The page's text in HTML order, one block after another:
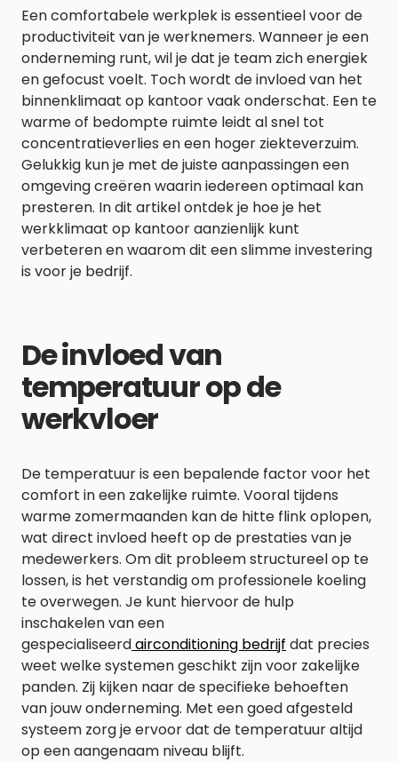
Een comfortabele werkplek is essentieel voor de
productiviteit van je werknemers. Wanneer je een
onderneming runt, wil je dat je team zich energiek
en gefocust voelt. Toch wordt de invloed van het
binnenklimaat op kantoor vaak onderschat. Een te
warme of bedompte ruimte leidt al snel tot
concentratieverlies en een hoger ziekteverzuim.
Gelukkig kun je met de juiste aanpassingen een
omgeving creëren waarin iedereen optimaal kan
presteren. In dit artikel ontdek je hoe je het
werkklimaat op kantoor aanzienlijk kunt
verbeteren en waarom dit een slimme investering
is voor je bedrijf.
De invloed van
temperatuur op de
werkvloer
De temperatuur is een bepalende factor voor het
comfort in een zakelijke ruimte. Vooral tijdens
warme zomermaanden kan de hitte flink oplopen,
wat direct invloed heeft op de prestaties van je
medewerkers. Om dit probleem structureel op te
lossen, is het verstandig om professionele koeling
te overwegen. Je kunt hiervoor de hulp
inschakelen van een
gespecialiseerdairconditioning bedrijf dat precies
weet welke systemen geschikt zijn voor zakelijke
panden. Zij kijken naar de specifieke behoeften
van jouw onderneming. Met een goed afgesteld
systeem zorg je ervoor dat de temperatuur altijd
op een aangenaam niveau blijft.